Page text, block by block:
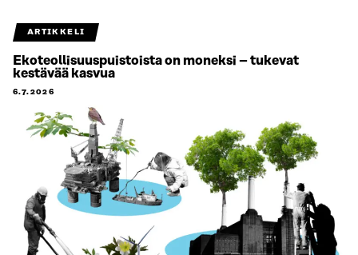
ARTIKKELI
Ekoteollisuuspuistoista on moneksi – tukevat
kestävää kasvua
6.7.2026